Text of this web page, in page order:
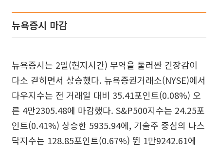
뉴욕증시 마감
뉴욕증시는 2일(현지시간) 무역을 둘러싼 긴장감이
다소 걷히면서 상승했다. 뉴욕증권거래소(NYSE)에서
다우지수는 전 거래일 대비 35.41포인트(0.08%) 오
른 4만2305.48에 마감했다. S&P500지수는 24.25포
인트(0.41%) 상승한 5935.94에, 기술주 중심의 나스
닥지수는 128.85포인트(0.67%) 뛴 1만9242.61에